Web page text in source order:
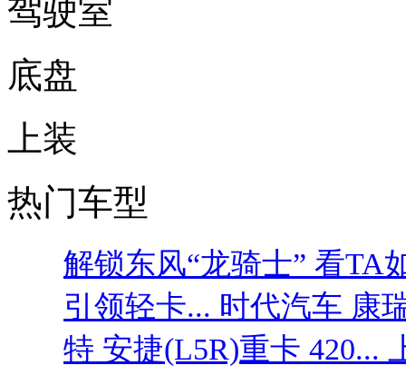
驾驶室
底盘
上装
热门车型
解锁东风“龙骑士” 看TA
引领轻卡... 时代汽车 康
特 安捷(L5R)重卡 420...